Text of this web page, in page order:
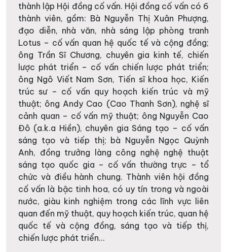
thành lập Hội đồng cố vấn. Hội đồng cố vấn có 6
thành viên, gồm: Bà Nguyễn Thị Xuân Phượng,
đạo diễn, nhà văn, nhà sáng lập phòng tranh
Lotus – cố vấn quan hệ quốc tế và cộng đồng;
ông Trần Sĩ Chương, chuyên gia kinh tế, chiến
lược phát triển – cố vấn chiến lược phát triển;
ông Ngô Viết Nam Sơn, Tiến sĩ khoa học, Kiến
trúc sư – cố vấn quy hoạch kiến trúc và mỹ
thuật; ông Andy Cao (Cao Thanh Sơn), nghệ sĩ
cảnh quan – cố vấn mỹ thuật; ông Nguyễn Cao
Đô (a.k.a Hiền), chuyên gia Sáng tạo – cố vấn
sáng tạo và tiếp thị; bà Nguyễn Ngọc Quỳnh
Anh, đồng trưởng làng công nghệ nghệ thuật
sáng tạo quốc gia – cố vấn thường trực – tổ
chức và điều hành chung. Thành viên hội đồng
cố vấn là bậc tinh hoa, có uy tín trong và ngoài
nước, giàu kinh nghiệm trong các lĩnh vực liên
quan đến mỹ thuật, quy hoạch kiến trúc, quan hệ
quốc tế và cộng đồng, sáng tạo và tiếp thị,
chiến lược phát triển…